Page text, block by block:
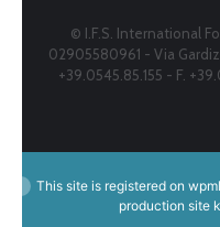
© I.F.S. International
02905580961 - Via
+39.0545.85.155 - F.
This site is registered on
production site